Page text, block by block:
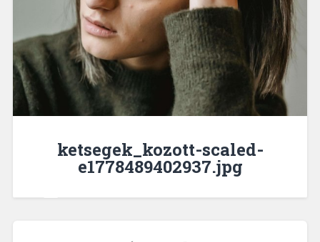
ketsegek_kozott-scaled-
e1778489402937.jpg